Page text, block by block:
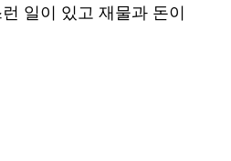
일이 있고 재물과 돈이